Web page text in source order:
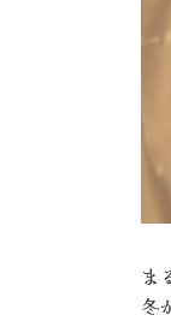
ま
冬